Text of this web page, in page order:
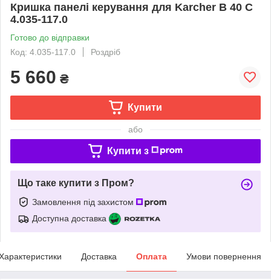
Кришка панелі керування для Karcher B 40 C
4.035-117.0
Готово до відправки
Код: 4.035-117.0
Роздріб
5 660 ₴
Купити
або
Купити з
Що таке купити з Пром?
Замовлення під захистом
Доступна доставка
Доставка Оплата Умови повернення